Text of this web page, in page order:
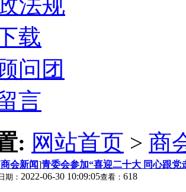
载
问团
言
: 网站首页 > 商
商会新闻]青委会参加“喜迎二十大 同心跟党
日期： 2022-06-30 10:09:05查看： 618